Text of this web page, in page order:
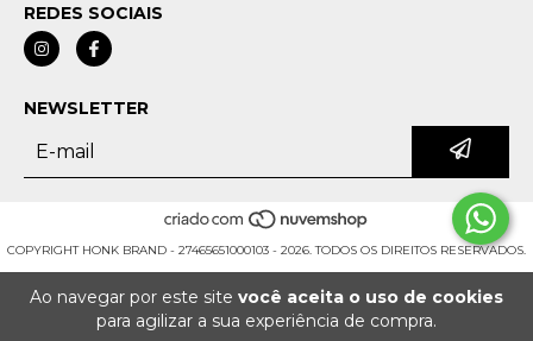
Ao navegar por este site você aceita o uso de cookies
para agilizar a sua experiência de compra.
REDES SOCIAIS
NEWSLETTER
COPYRIGHT HONK BRAND - 27465651000103 - 2026. TODOS OS DIREITOS RESERVADOS.